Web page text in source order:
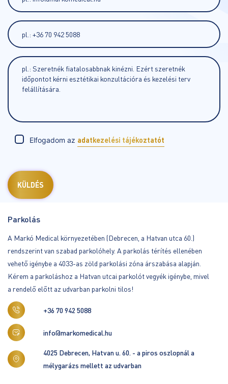
Elfogadom az adatkezelési tájékoztatót
Parkolás
A Markó Medical környezetében (Debrecen, a Hatvan utca 60.)
rendszerint van szabad parkolóhely. A parkolás térítés ellenében
vehető igénybe a 4033-as zöld parkolási zóna árszabása alapján.
Kérem a parkoláshoz a Hatvan utcai parkolót vegyék igénybe, mivel
a rendelő előtt az udvarban parkolni tilos!
+36 70 942 5088
info@markomedical.hu
4025 Debrecen, Hatvan u. 60. - a piros oszlopnál a
mélygarázs mellett az udvarban